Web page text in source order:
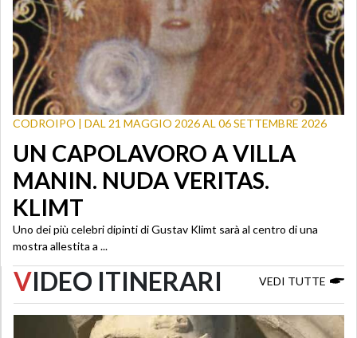
CODROIPO | DAL 21 MAGGIO 2026 AL 06 SETTEMBRE 2026
UN CAPOLAVORO A VILLA
MANIN. NUDA VERITAS.
KLIMT
Uno dei più celebri dipinti di Gustav Klimt sarà al centro di una
mostra allestita a ...
VIDEO ITINERARI VEDI TUTTE